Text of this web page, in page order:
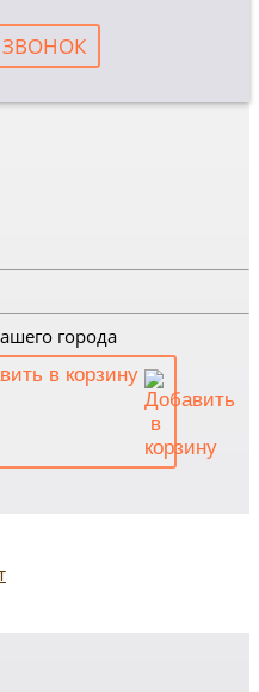
ЗВОНОК
города
в корзину